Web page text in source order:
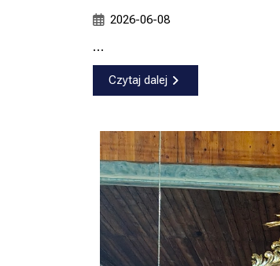
2026-06-08
…
Czytaj dalej